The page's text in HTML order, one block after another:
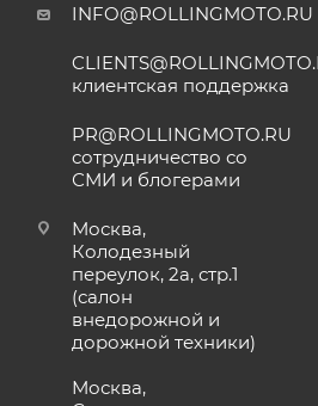
INFO@ROLLINGMOTO.RU
клиентская поддержка
PR@ROLLINGMOTO.RU
сотрудничество со
СМИ и блогерами
Москва,
Колодезный
переулок, 2а, стр.1
(салон
внедорожной и
дорожной техники)
Москва,